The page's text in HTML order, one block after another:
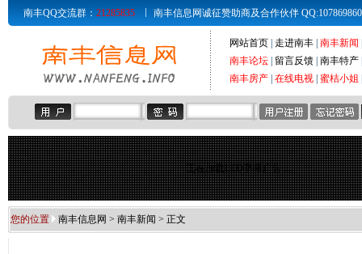
南丰QQ交流群： 21285835 南丰信息网诚征赞助商及合作伙伴
网站首页 走进南丰 南丰新闻
南丰论坛
留言反馈 南丰特产
南丰房产 在线电视 蜜桔小姐
正在加载LED字幕广告...
您的位置 南丰信息网 > 南丰新闻 > 正文